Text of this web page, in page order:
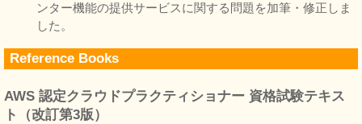
ンター機能の提供サービスに関する問題を加筆・修正しま
した。
Reference Books
AWS 認定クラウドプラクティショナー 資格試験テキス
ト（改訂第3版）